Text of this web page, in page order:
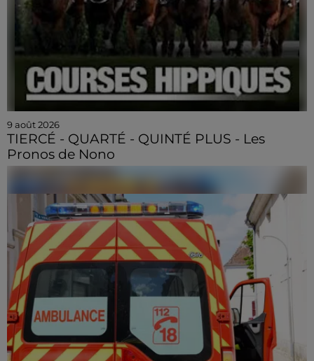
9 août 2026
TIERCÉ - QUARTÉ - QUINTÉ PLUS - Les
Pronos de Nono